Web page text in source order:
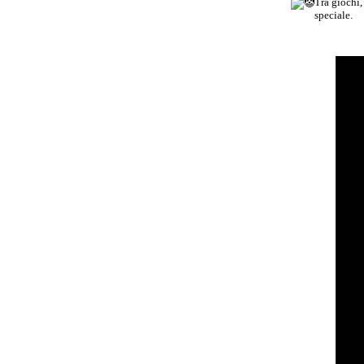
speciale.